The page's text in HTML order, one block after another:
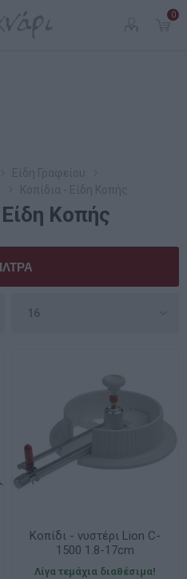
0
Κοπής
Κοπίδι - νυστέρι Lion C-
1500 1.8-17cm
Λίγα τεμάχια διαθέσιμα!